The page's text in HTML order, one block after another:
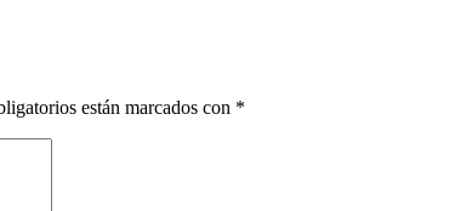
están marcados con *